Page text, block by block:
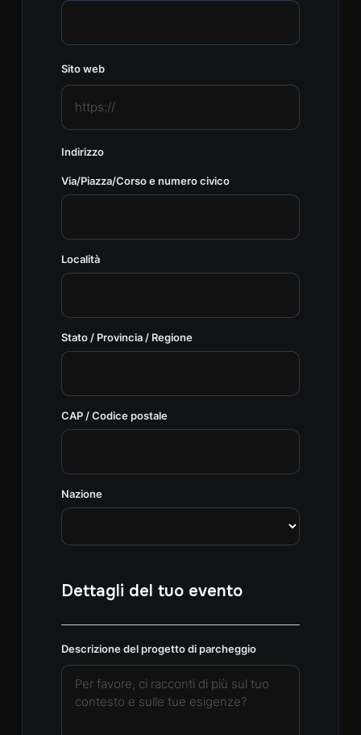
Sito web
Indirizzo
Via/Piazza/Corso e numero civico
Località
Stato / Provincia / Regione
CAP / Codice postale
Nazione
Dettagli del tuo evento
Descrizione del progetto di parcheggio